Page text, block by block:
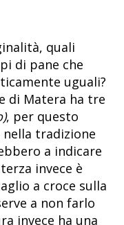
quali
di pane che
uguali?
di Matera ha tre
, per questo
nella tradizione
a indicare
invece è
a croce sulla
a non farlo
invece ha una